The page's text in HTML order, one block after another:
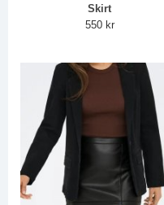
Skirt
550 kr